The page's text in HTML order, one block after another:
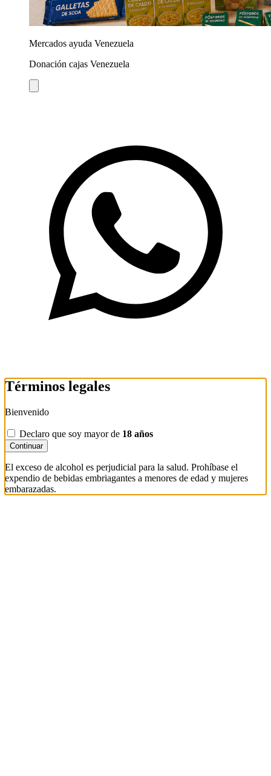
Mercados ayuda Venezuela
Donación cajas Venezuela
Términos legales
Bienvenido
Declaro que soy mayor de 18 años
Continuar
El exceso de alcohol es perjudicial para la salud. Prohíbase el
expendio de bebidas embriagantes a menores de edad y mujeres
embarazadas.